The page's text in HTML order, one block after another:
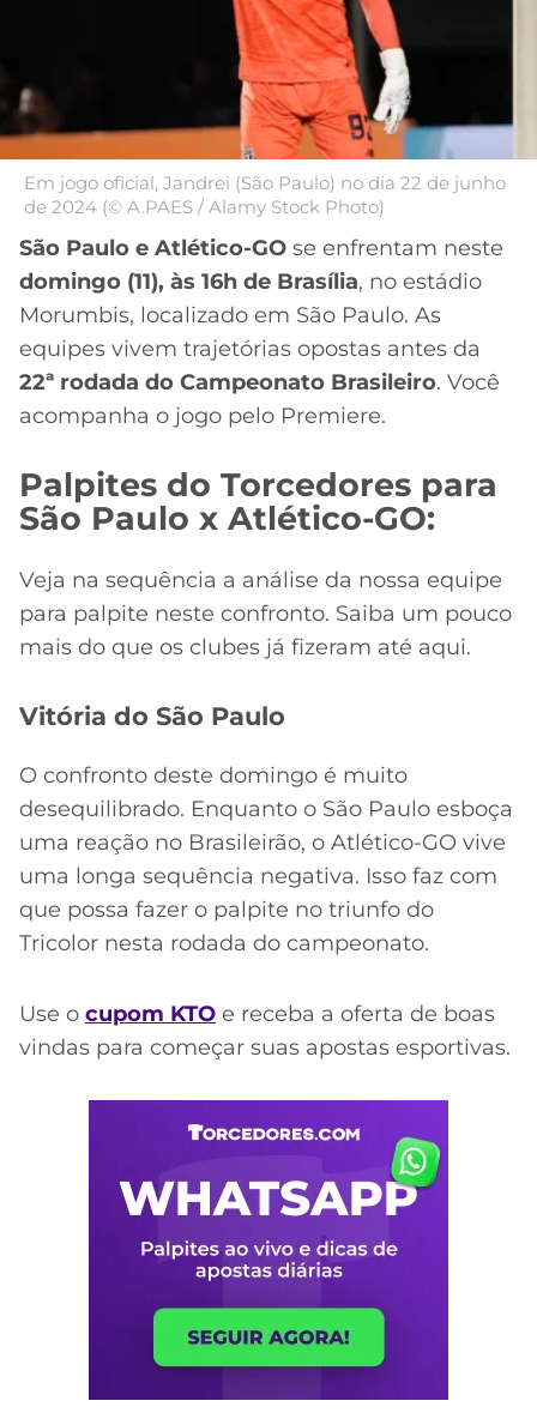
CÓDIGO
BETANO
MELHORES
APPS
DE
APOSTAS
CASSINOS
MELHORES
CASSINOS
ONLINE
2026
CORINTHIANS
PAULO
SANTOS
FLAMENGO
FLUMINENSE
BOTAFOGO
INTERNACIONAL
GRÊMIO
ATLÉTICO
LIBERTADORES
COPA
DO
BRASIL
PREMIER
LEAGUE
COPA
SUL-
AMERICANA
DOS
CAMPEÕES
LALIGA
PALPITES
Em jogo oficial, Jandrei (São Paulo) no dia 22 de junho
de 2024 (© A.PAES / Alamy Stock Photo)
São Paulo e Atlético-GO se enfrentam neste
domingo (11), às 16h de Brasília, no estádio
Morumbis, localizado em São Paulo. As
equipes vivem trajetórias opostas antes da
22ª rodada do Campeonato Brasileiro. Você
acompanha o jogo pelo Premiere.
Palpites do Torcedores para
São Paulo x Atlético-GO:
Veja na sequência a análise da nossa equipe
para palpite neste confronto. Saiba um pouco
mais do que os clubes já fizeram até aqui.
Vitória do São Paulo
O confronto deste domingo é muito
desequilibrado. Enquanto o São Paulo esboça
uma reação no Brasileirão, o Atlético-GO vive
uma longa sequência negativa. Isso faz com
que possa fazer o palpite no triunfo do
Tricolor nesta rodada do campeonato.
Use o cupom KTO e receba a oferta de boas
vindas para começar suas apostas esportivas.